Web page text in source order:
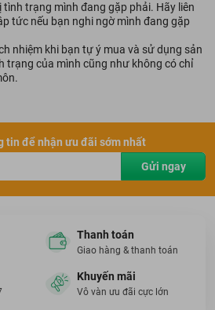
I.P.I Lightmax Ampoule Mask REX
Đây là một thành phần dẫn xuất
cellulose tự nhiên mềm mịn ôm khít
cung cấp tinh chất tối ưu cho da.
chiết xuất trà xanh và nước
làm trắng da.
salicylic có khả năng làm sạch sâu
trạng mình đang gặp phải. Hãy liên
tức nếu bạn nghi ngờ mình đang gặp
nhiệm khi bạn tự ý mua và sử dụng sản
trạng của mình cũng như không có chỉ
tin để nhận ưu đãi sớm nhất
Gửi ngay
Thanh toán
Giao hàng & thanh toán
Khuyến mãi
Vô vàn ưu đãi cực lớn